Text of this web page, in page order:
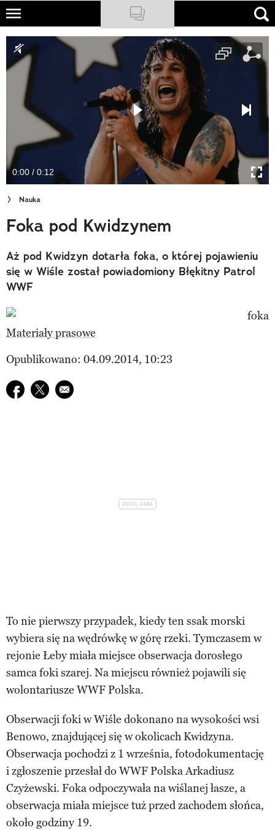
Skip
main
content
NATIONAL GEOGRAPHIC
TRAVELER
PODCASTY
Newsletter
Cuda Polski
Wielki Konkurs Fotograficzny
Trendbook Podróżniczy
Polecane
0:00 / 0:12
Nauka
Foka pod Kwidzynem
Aż pod Kwidzyn dotarła foka, o której pojawieniu
się w Wiśle został powiadomiony Błękitny Patrol
WWF
Materiały prasowe
Opublikowano: 04.09.2014, 10:23
Udostępnij na facebook
Udostępnij na twitter
E-mail do przyjaciela
To nie pierwszy przypadek, kiedy ten ssak morski
wybiera się na wędrówkę w górę rzeki. Tymczasem w
rejonie Łeby miała miejsce obserwacja dorosłego
samca foki szarej. Na miejscu również pojawili się
wolontariusze WWF Polska.
Obserwacji foki w Wiśle dokonano na wysokości wsi
Benowo, znajdującej się w okolicach Kwidzyna.
Obserwacja pochodzi z 1 września, fotodokumentację
i zgłoszenie przesłał do WWF Polska Arkadiusz
Czyżewski. Foka odpoczywała na wiślanej łasze, a
obserwacja miała miejsce tuż przed zachodem słońca,
około godziny 19.